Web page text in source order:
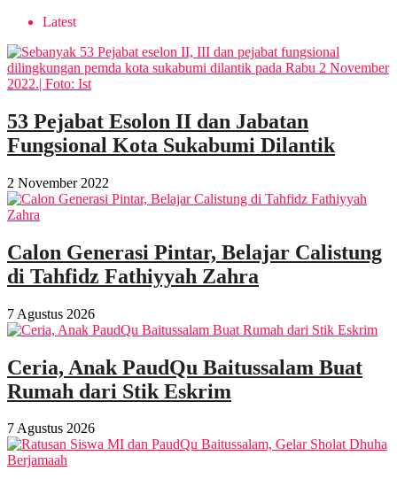
Latest
53 Pejabat Esolon II dan Jabatan
Fungsional Kota Sukabumi Dilantik
2 November 2022
Calon Generasi Pintar, Belajar Calistung
di Tahfidz Fathiyyah Zahra
7 Agustus 2026
Ceria, Anak PaudQu Baitussalam Buat
Rumah dari Stik Eskrim
7 Agustus 2026